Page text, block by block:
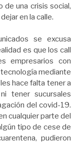
de una crisis social,
en la calle.
se excusa
es que los call
empresarios con
mediante
hace falta tener a
tener sucursales
del covid-19.
cualquier parte del
tipo de cese de
pudieron